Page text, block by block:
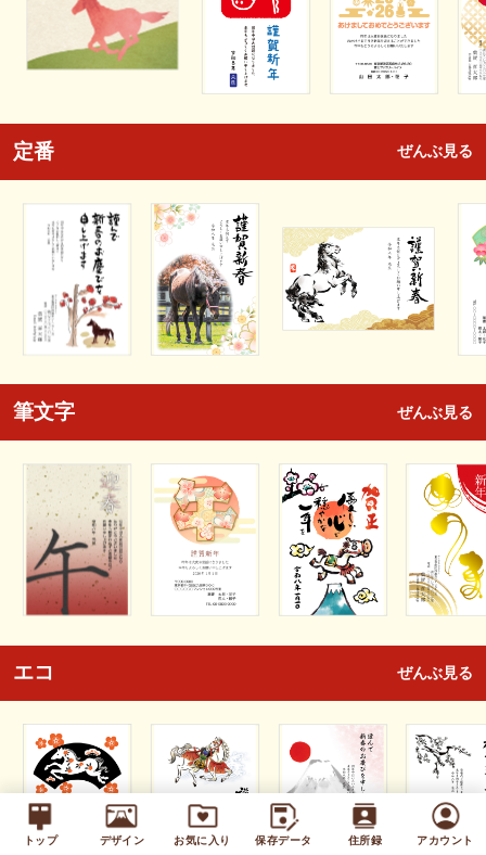
トップ デザイン お気に入り 保存データ 住所録 アカウント
定番 ぜんぶ見る
筆文字 ぜんぶ見る
エコ ぜんぶ見る